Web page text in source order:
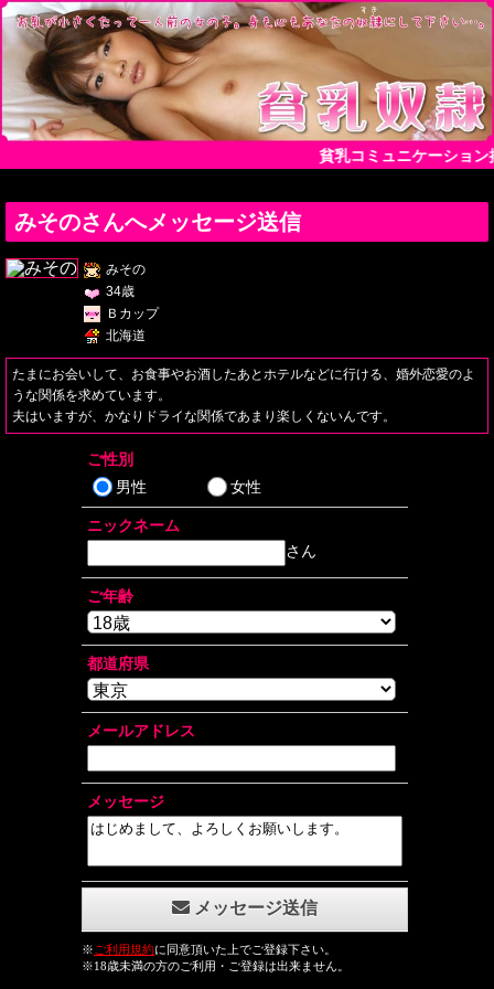
貧乳コミュニケーショ
みそのさんへメッセージ送信
みその
34歳
Ｂカップ
北海道
たまにお会いして、お食事やお酒したあとホテルなどに行ける、婚外恋愛のよ
うな関係を求めています。
夫はいますが、かなりドライな関係であまり楽しくないんです。